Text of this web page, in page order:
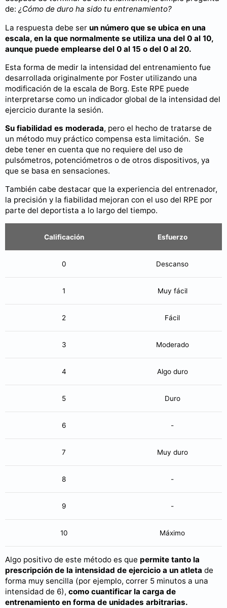
de: ¿Cómo de duro ha sido tu entrenamiento?
La respuesta debe ser un número que se ubica en una
escala, en la que normalmente se utiliza una del 0 al 10,
aunque puede emplearse del 0 al 15 o del 0 al 20.
Esta forma de medir la intensidad del entrenamiento fue
desarrollada originalmente por Foster utilizando una
modificación de la escala de Borg. Este RPE puede
interpretarse como un indicador global de la intensidad del
ejercicio durante la sesión.
Su fiabilidad es moderada, pero el hecho de tratarse de
un método muy práctico compensa esta limitación. Se
debe tener en cuenta que no requiere del uso de
pulsómetros, potenciómetros o de otros dispositivos, ya
que se basa en sensaciones.
También cabe destacar que la experiencia del entrenador,
la precisión y la fiabilidad mejoran con el uso del RPE por
parte del deportista a lo largo del tiempo.
Calificación Esfuerzo
0 Descanso
1 Muy fácil
2 Fácil
3 Moderado
4 Algo duro
5 Duro
6 -
7 Muy duro
8 -
9 -
10 Máximo
Algo positivo de este método es que permite tanto la
prescripción de la intensidad de ejercicio a un atleta de
forma muy sencilla (por ejemplo, correr 5 minutos a una
intensidad de 6), como cuantificar la carga de
entrenamiento en forma de unidades arbitrarias.